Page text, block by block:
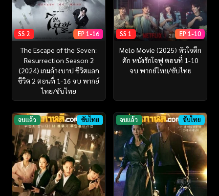
SS 2 EP 1-16
The Escape of the Seven:
Resurrection Season 2
(2024) เกมล้างบาป ชีวิตแลก
ชีวิต 2 ตอนที่ 1-16 จบ พากย์
ไทย/ซับไทย
SS 1 EP 1-10
Melo Movie (2025) หัวใจตึก
ตัก หนังรักใจฟู ตอนที่ 1-10
จบ พากย์ไทย/ซับไทย
จบแล้ว ซับไทย จบแล้ว ซับไทย